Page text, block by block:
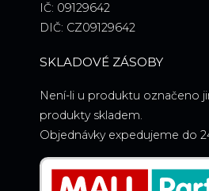
IČ: 09129642
DIČ: CZ09129642
SKLADOVÉ ZÁSOBY
Není-li u produktu označeno
produkty skladem.
Objednávky expedujeme do